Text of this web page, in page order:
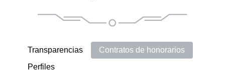
Transparencias
Contratos de honorarios
Perfiles